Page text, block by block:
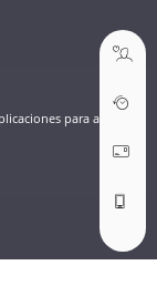
para android
ABRIR TICKET